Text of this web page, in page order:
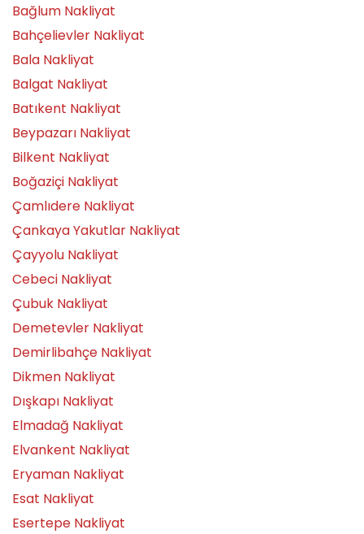
Bağlum Nakliyat
Bahçelievler Nakliyat
Bala Nakliyat
Balgat Nakliyat
Batıkent Nakliyat
Beypazarı Nakliyat
Bilkent Nakliyat
Boğaziçi Nakliyat
Çamlıdere Nakliyat
Çankaya Yakutlar Nakliyat
Çayyolu Nakliyat
Cebeci Nakliyat
Çubuk Nakliyat
Demetevler Nakliyat
Demirlibahçe Nakliyat
Dikmen Nakliyat
Dışkapı Nakliyat
Elmadağ Nakliyat
Elvankent Nakliyat
Eryaman Nakliyat
Esat Nakliyat
Esertepe Nakliyat